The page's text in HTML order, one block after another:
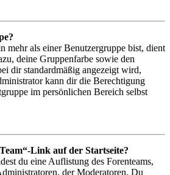
mehr als einer Benutzergruppe bist, dient
deine Gruppenfarbe sowie den
dir standardmäßig angezeigt wird,
kann dir die Berechtigung
im persönlichen Bereich selbst
Link auf der Startseite?
du eine Auflistung des Forenteams,
der Moderatoren. Du